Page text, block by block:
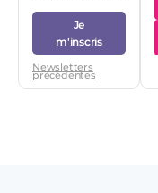
Je
m'inscris
Newsletters
précédentes